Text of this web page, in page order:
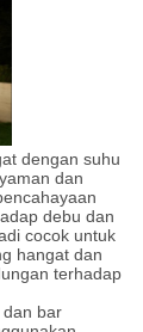
dengan suhu
dan
debu dan
cocok untuk
hangat dan
terhadap
dan bar